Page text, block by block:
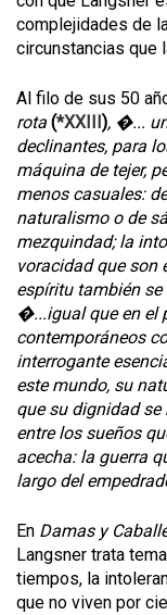
complejidades de
circunstancias que
Al filo de sus 50
rota (*XXIII), �...
declinantes, para
máquina de tejer,
menos casuales:
naturalismo o de
mezquindad; la
voracidad que son
espíritu también
�...igual que en el
contemporáneos
interrogante
este mundo, su
que su dignidad
entre los sueños
acecha: la guerra
largo del
En Damas y
Langsner trata
tiempos, la
que no viven por